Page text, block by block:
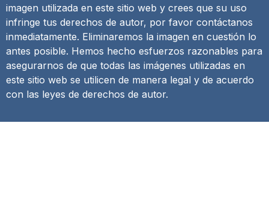
imagen utilizada en este sitio web y crees que su uso
infringe tus derechos de autor, por favor contáctanos
inmediatamente. Eliminaremos la imagen en cuestión lo
antes posible. Hemos hecho esfuerzos razonables para
asegurarnos de que todas las imágenes utilizadas en
este sitio web se utilicen de manera legal y de acuerdo
con las leyes de derechos de autor.